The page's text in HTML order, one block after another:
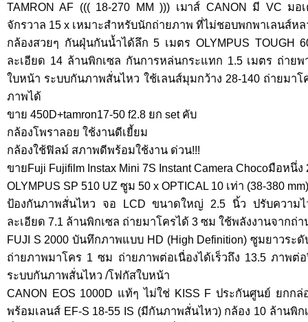
TAMRON AF ((( 18-270 MM ))) เมาส์ CANON มี VC ม
จักรวาล 15 x เหมาะสำหรับนักถ่ายภาพ ที่ไม่ชอบพกพาเลนส์ห
กล้องสวยๆ กันฝุ่นกันน้ำได้ลึก 5 เมตร OLYMPUS TOUGH
ละเอียด 14 ล้านพิกเซล กันการหล่นกระแทก 1.5 เมตร ถ่าย
ใบหน้า ระบบกันภาพสั่นไหว ใช้เลนส์มุมกว้าง 28-140 ถ่ายมา
ภาพได้
ขาย 450D+tamron17-50 f2.8 ยก set คับ
กล้องโพราลอย ใช้งานดีเยี้ยม
กล้องใช้ฟิลม์ สภาพดีพร้อมใช้งาน ด่วน!!!
ขายFuji Fujifilm Instax Mini 7S Instant Camera Chocoมือหนึ่ง
OLYMPUS SP 510 UZ ซูม 50 x OPTICAL 10 เท่า (38-380
ป้องกันภาพสั่นไหว จอ LCD ขนาดใหญ่ 2.5 นิ้ว ปรับความไ
ละเอียด 7.1 ล้านพิกเซล ถ่ายมาโครได้ 3 ซม ใช้พลังงานจากถ่า
FUJI S 2000 บันทึกภาพแบบ HD (High Definition) ซูมยาวระ
ถ่ายภาพมาโคร 1 ซม ถ่ายภาพต่อเนื่องได้เร็วถึง 13.5 ภาพ
ระบบกันภาพสั่นไหว /โฟกัสใบหน้า
CANON EOS 1000D แท้ๆ ไม่ใช่ KISS F ประกันศูนย์ ยกก
พร้อมเลนส์ EF-S 18-55 IS (มีกันภาพสั่นไหว) กล้อง 10 ล้านพิ